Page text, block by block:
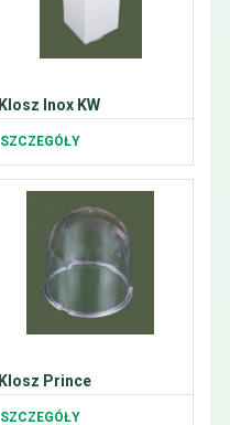
Klosz Inox KW
SZCZEGÓŁY
Klosz Prince
SZCZEGÓŁY